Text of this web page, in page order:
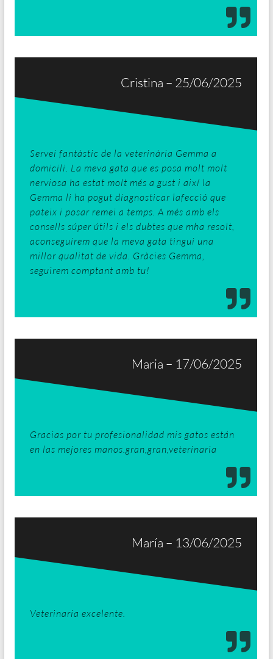
Servei fantàstic de la veterinària Gemma a
domicili. La meva gata que es posa molt molt
nerviosa ha estat molt més a gust i així la
Gemma li ha pogut diagnosticar lafecció que
pateix i posar remei a temps. A més amb els
consells súper útils i els dubtes que mha resolt,
aconseguirem que la meva gata tingui una
millor qualitat de vida. Gràcies Gemma,
seguirem comptant amb tu!
Cristina – 25/06/2025
Gracias por tu profesionalidad mis gatos están
en las mejores manos.gran,gran,veterinaria
Maria – 17/06/2025
Veterinaria excelente.
María – 13/06/2025